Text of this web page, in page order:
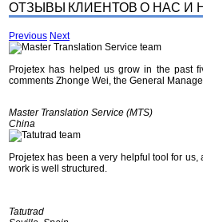
ОТЗЫВЫ КЛИЕНТОВ О НАС И
Previous Next
Projetex has helped us grow in the past
comments Zhonge Wei, the General
Master Translation Service (MTS)
China
Projetex has been a very helpful tool for
work is well structured.
Tatutrad